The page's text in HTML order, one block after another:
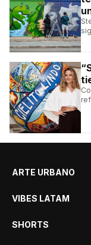
ARTE URBANO
VIBES LATAM
SHORTS